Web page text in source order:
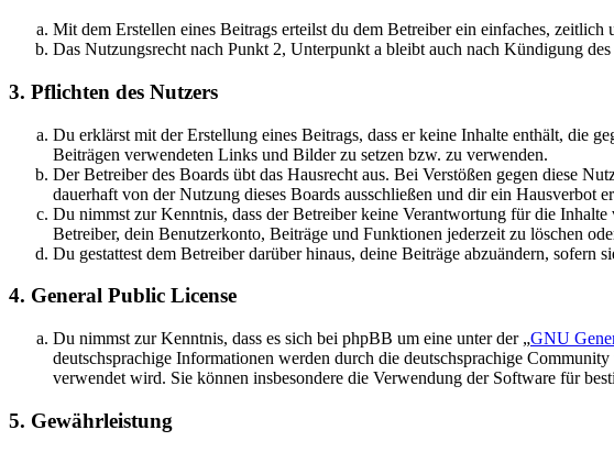
Mit dem Erstellen eines Beitrags erteilst du dem Betreiber ein einfaches,
Das Nutzungsrecht nach Punkt 2, Unterpunkt a bleibt auch nach Kündigung des
3. Pflichten des Nutzers
Du erklärst mit der Erstellung eines Beitrags, dass er keine Inhalte enthält, die
Beiträgen verwendeten Links und Bilder zu setzen bzw. zu verwenden.
Der Betreiber des Boards übt das Hausrecht aus. Bei Verstößen gegen diese
dauerhaft von der Nutzung dieses Boards ausschließen und dir ein Hausverbot
Du nimmst zur Kenntnis, dass der Betreiber keine Verantwortung für die
Betreiber, dein Benutzerkonto, Beiträge und Funktionen jederzeit zu löschen
Du gestattest dem Betreiber darüber hinaus, deine Beiträge abzuändern,
4. General Public License
Du nimmst zur Kenntnis, dass es sich bei phpBB um eine unter der „GNU
deutschsprachige Informationen werden durch die deutschsprachige
verwendet wird. Sie können insbesondere die Verwendung der Software für
5. Gewährleistung